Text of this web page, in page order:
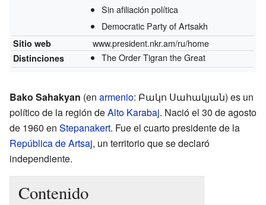
Sin afiliación política
Democratic Party of Artsakh
Sitio web www.president.nkr.am/ru/home
Distinciones The Order Tigran the Great
Bako Sahakyan (en armenio: Բակո Սահակյան) es un
político de la región deAlto Karabaj. Nació el 30 de agosto
de 1960 en Stepanakert. Fue el cuarto presidente de la
República de Artsaj, un territorio que se declaró
independiente.
Contenido